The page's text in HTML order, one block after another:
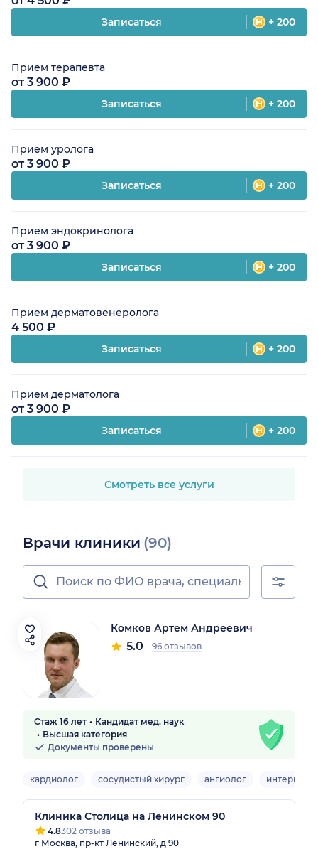
Записаться + 200
Прием терапевта
от 3 900 ₽
Записаться + 200
Прием уролога
от 3 900 ₽
Записаться + 200
Прием эндокринолога
от 3 900 ₽
Записаться + 200
Прием дерматовенеролога
4 500 ₽
Записаться + 200
Прием дерматолога
от 3 900 ₽
Записаться + 200
Смотреть все услуги
Врачи клиники (90)
Комков Артем Андреевич
5.0 96 отзывов
Стаж 16 лет
Кандидат мед. наук
Высшая категория
Документы проверены
кардиолог сосудистый хирург ангиолог
Клиника Столица на Ленинском 90
4.8302 отзыва
г Москва, пр-кт Ленинский, д 90